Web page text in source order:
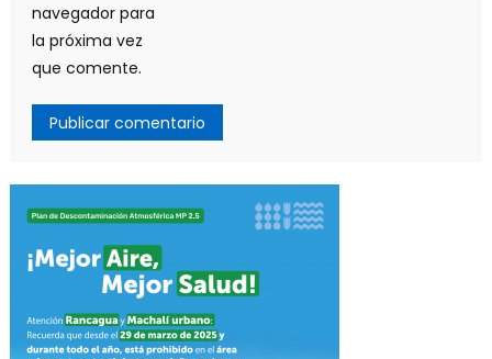
navegador para
la próxima vez
que comente.